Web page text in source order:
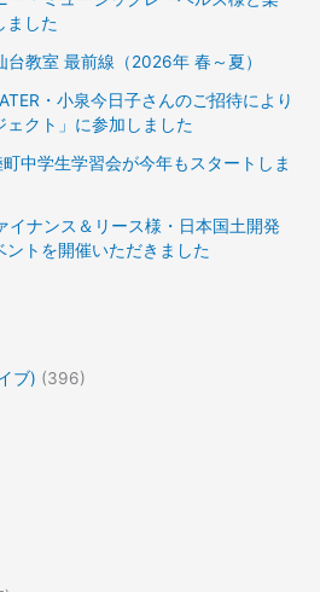
ました
台教室 最前線（2026年 春～夏）
・小泉今日子さんのご招待により
ェクト」に参加しました
中学生学習会が今年もスタートしま
イナンス＆リース様・日本国土開発
トを開催いただきました
ブ) (396)